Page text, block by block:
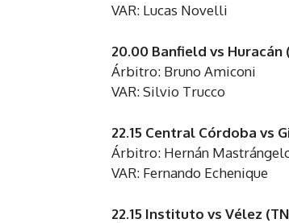
VAR: Lucas Novelli
20.00 Banfield vs Huracán
Árbitro: Bruno Amiconi
VAR: Silvio Trucco
22.15 Central Córdoba vs
Árbitro: Hernán
VAR: Fernando Echenique
22.15 Instituto vs Vélez